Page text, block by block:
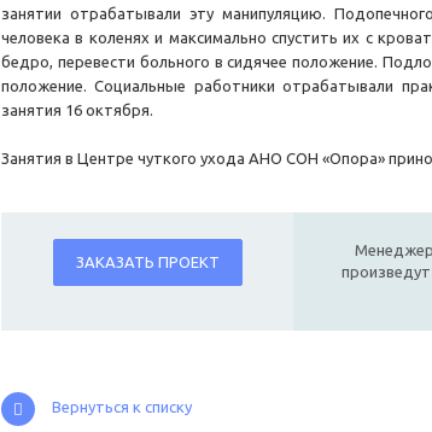
занятии отрабатывали эту манипуляцию.
человека в коленях и максимально спустить их с
бедро, перевести больного в сидячее положение.
положение. Социальные работники отрабатывали
занятия 16 октября.
Занятия в Центре чуткого ухода АНО СОН «Опора»
ЗАКАЗАТЬ ПРОЕКТ
Вернуться к списку